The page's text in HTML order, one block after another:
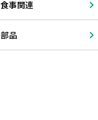
食事関連
部品